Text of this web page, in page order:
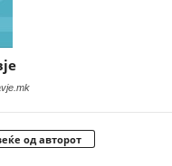
од авторот